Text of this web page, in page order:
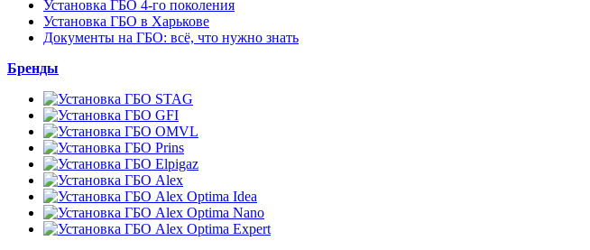
Установка ГБО 4-го поколения
Установка ГБО в Харькове
Документы на ГБО: всё, что нужно знать
Бренды